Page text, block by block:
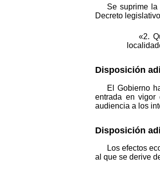
Se suprime
Decreto
«2.
Disposición
El Gobierno
entrada en vigor
audiencia a los
Disposición
Los efectos
al que se derive